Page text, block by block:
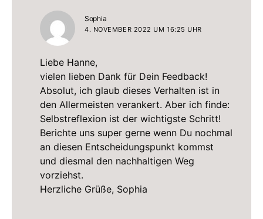
Sophia
4. NOVEMBER 2022 UM 16:25 UHR
Liebe Hanne,
vielen lieben Dank für Dein Feedback!
Absolut, ich glaub dieses Verhalten ist in
den Allermeisten verankert. Aber ich finde:
Selbstreflexion ist der wichtigste Schritt!
Berichte uns super gerne wenn Du nochmal
an diesen Entscheidungspunkt kommst
und diesmal den nachhaltigen Weg
vorziehst.
Herzliche Grüße, Sophia